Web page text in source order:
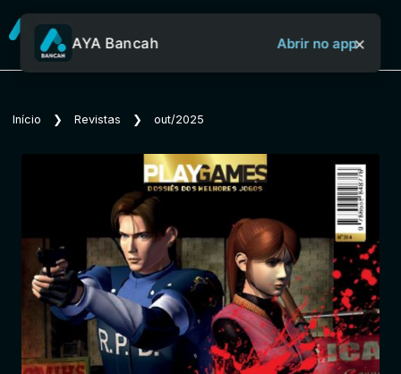
Sobre o Aya Bancah
Início
Revistas
Jornais
AYA Bancah Abrir no app×
Início ❯ Revistas ❯ out/2025